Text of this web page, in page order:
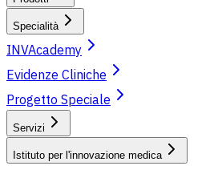
Specialità
INVAcademy
Evidenze Cliniche
Progetto Speciale
Servizi
Istituto per l'innovazione medica